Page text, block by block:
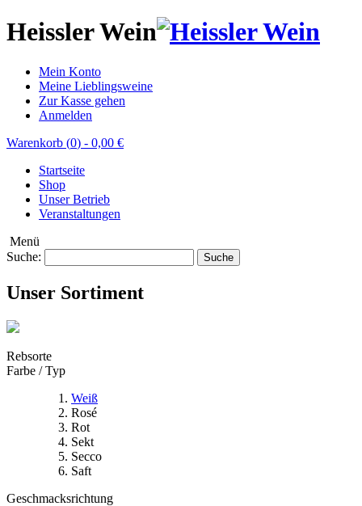
Heissler Wein
Mein Konto
Meine Lieblingsweine
Zur Kasse gehen
Anmelden
Warenkorb (0) - 0,00 €
Startseite
Shop
Unser Betrieb
Veranstaltungen
Menü
Suche:
Suche
Unser Sortiment
Rebsorte
Farbe / Typ
Weiß
Rosé
Rot
Sekt
Secco
Saft
Geschmacksrichtung